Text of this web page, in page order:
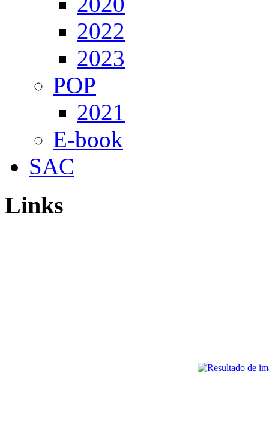
2022
2023
POP
2021
E-book
SAC
Links